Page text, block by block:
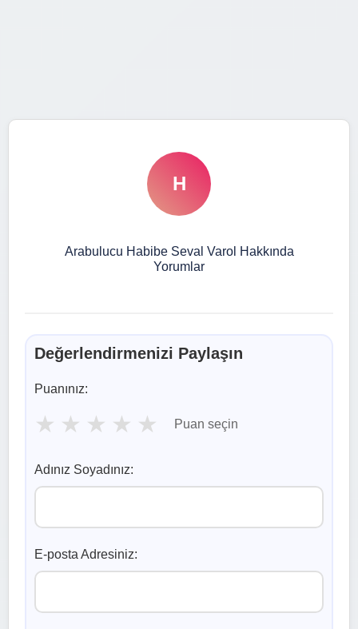
H
Arabulucu Habibe Seval Varol Hakkında
Yorumlar
Değerlendirmenizi Paylaşın
Puanınız:
★ ★ ★ ★ ★ Puan seçin
Adınız Soyadınız:
E-posta Adresiniz: